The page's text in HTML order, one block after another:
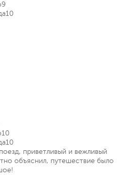
9
10
10
10
приветливый и вежливый
объяснил, путешествие было